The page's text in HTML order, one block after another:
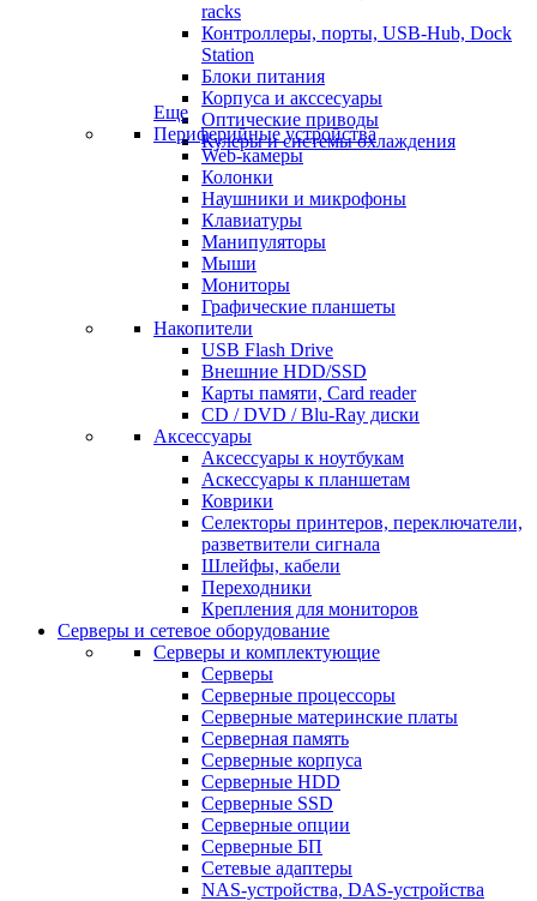
racks
Контроллеры, порты, USB-Hub, Dock
Station
Блоки питания
Корпуса и акссесуары
Оптические приводы
Кулеры и системы охлаждения
Еще
Периферийные устройства
Web-камеры
Колонки
Наушники и микрофоны
Клавиатуры
Манипуляторы
Мыши
Мониторы
Графические планшеты
Накопители
USB Flash Drive
Внешние HDD/SSD
Карты памяти, Card reader
CD / DVD / Blu-Ray диски
Аксессуары
Аксессуары к ноутбукам
Аскессуары к планшетам
Коврики
Селекторы принтеров, переключатели,
разветвители сигнала
Шлейфы, кабели
Переходники
Крепления для мониторов
Серверы и сетевое оборудование
Серверы и комплектующие
Серверы
Серверные процессоры
Серверные материнские платы
Серверная память
Серверные корпуса
Серверные HDD
Серверные SSD
Серверные опции
Серверные БП
Сетевые адаптеры
NAS-устройства, DAS-устройства